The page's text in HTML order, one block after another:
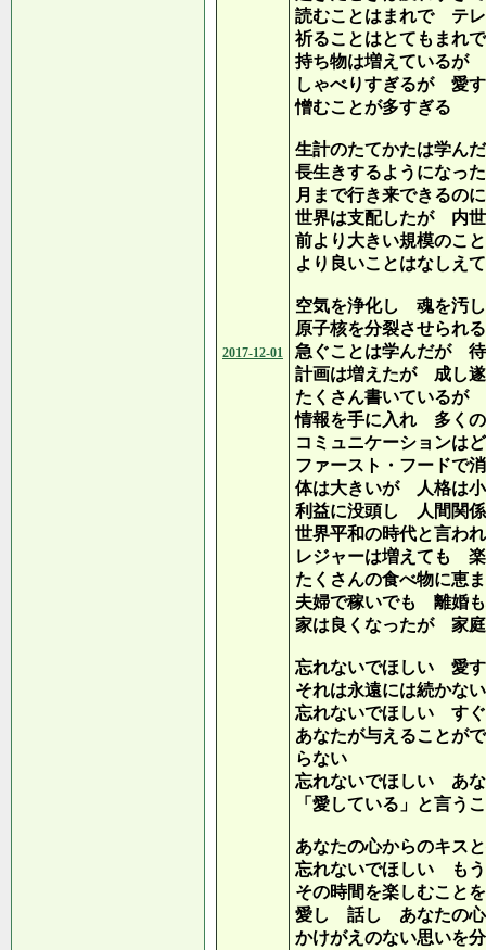
2017-12-01
読むことはまれで テ
祈ることはとてもまれ
持ち物は増えているが
しゃべりすぎるが 愛
憎むことが多すぎる
生計のたてかたは学ん
長生きするようになっ
月まで行き来できるの
世界は支配したが 内
前より大きい規模のこ
より良いことはなしえ
空気を浄化し 魂を汚し
原子核を分裂させられ
急ぐことは学んだが
計画は増えたが 成し
たくさん書いているが
情報を手に入れ 多くの
コミュニケーションは
ファースト・フードで
体は大きいが 人格は
利益に没頭し 人間関
世界平和の時代と言わ
レジャーは増えても
たくさんの食べ物に恵
夫婦で稼いでも 離婚
家は良くなったが 家
忘れないでほしい 愛
それは永遠には続かな
忘れないでほしい すぐ
あなたが与えることが
らない
忘れないでほしい あな
「愛している」と言う
あなたの心からのキス
忘れないでほしい もう
その時間を楽しむことを
愛し 話し あなたの心
かけがえのない思いを